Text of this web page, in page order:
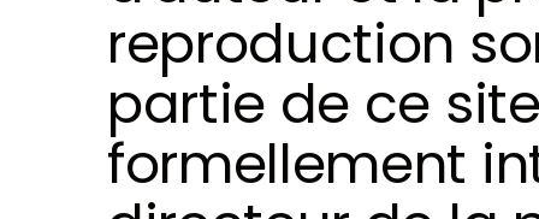
reproduction
partie de ce
formellement